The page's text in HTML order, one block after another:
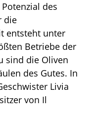
des
die
entsteht unter
Betriebe der
sind die Oliven
des Gutes. In
Livia
von Il